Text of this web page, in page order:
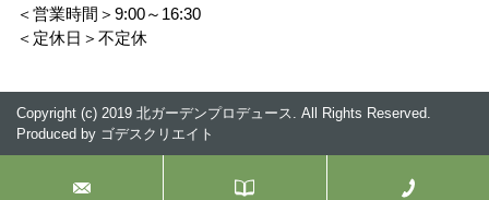
＜営業時間＞9:00～16:30
＜定休日＞不定休
Copyright (c) 2019 北ガーデンプロデュース. All Rights Reserved.
Produced by ゴデスクリエイト